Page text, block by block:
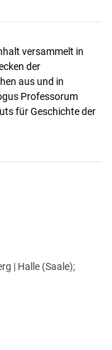
versammelt in
der
aus und in
Professorum
für Geschichte der
| Halle (Saale);